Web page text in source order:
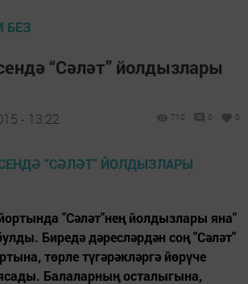
БЕЗ
“Сәләт” йолдызлары
- 13:22 710 0 0
"Сәләт"нең йолдызлары яна"
Биредә дәресләрдән соң "Сәләт"
төрле түгәрәкләргә йөрүче
Балаларның осталыгына,